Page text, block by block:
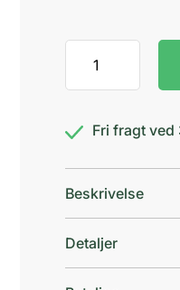
Ekstra
Pincet
SpidsFri fragt
Beskrivelse
Detaljer